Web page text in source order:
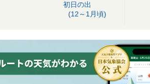
初日の出
(12～1月頃)